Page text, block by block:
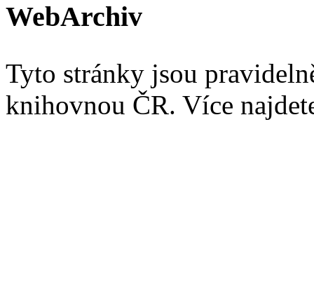
WebArchiv
Tyto stránky jsou
knihovnou ČR. Více